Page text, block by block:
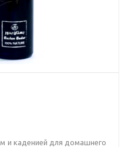
и каденией для домашнего